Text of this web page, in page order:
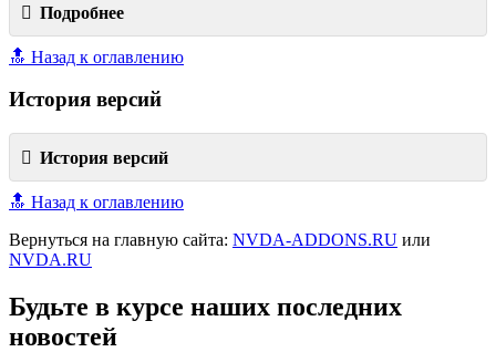
Подробнее
🔝 Назад к оглавлению
История версий
История версий
🔝 Назад к оглавлению
Вернуться на главную сайта: NVDA-ADDONS.RU или
NVDA.RU
Будьте в курсе наших последних
новостей